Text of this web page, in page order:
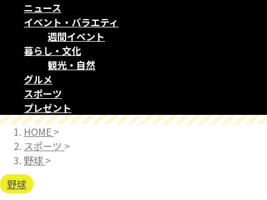
ニュース
イベント・バラエティ
週間イベント
暮らし・文化
観光・自然
グルメ
スポーツ
プレゼント
HOME >
スポーツ >
野球 >
野球